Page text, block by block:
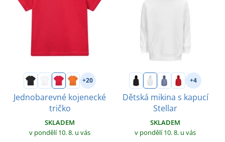
+20
Jednobarevné kojenecké
tričko
SKLADEM
v pondělí 10. 8. u vás
+4
Dětská mikina s kapucí
Stellar
SKLADEM
v pondělí 10. 8. u vás